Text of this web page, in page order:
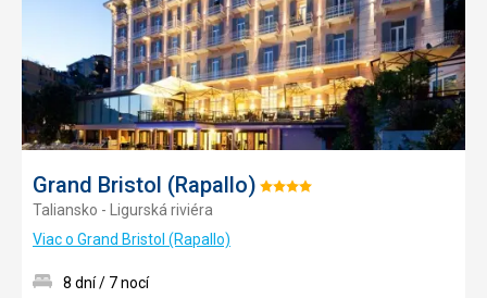
Grand Bristol (Rapallo) Hodnotenie:
Taliansko - Ligurská riviéra
Viac o Grand Bristol (Rapallo)
8 dní / 7 nocí